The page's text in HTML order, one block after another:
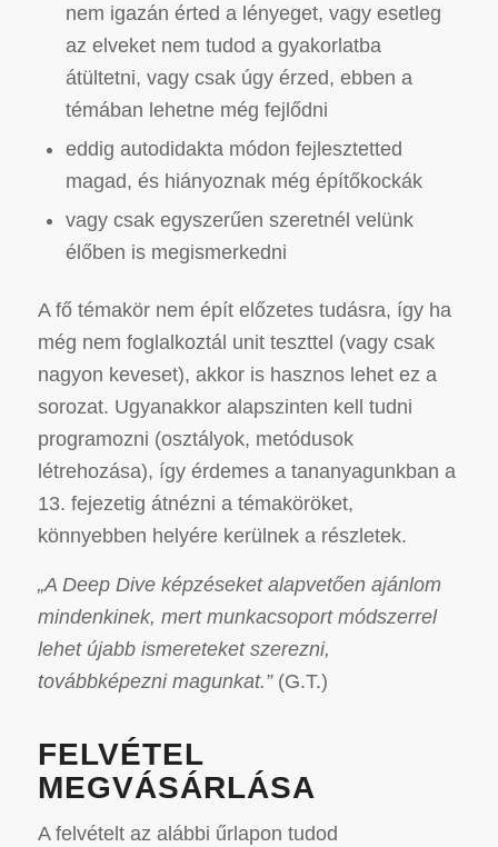
nem igazán érted a lényeget, vagy esetleg
az elveket nem tudod a gyakorlatba
átültetni, vagy csak úgy érzed, ebben a
témában lehetne még fejlődni
eddig autodidakta módon fejlesztetted
magad, és hiányoznak még építőkockák
vagy csak egyszerűen szeretnél velünk
élőben is megismerkedni
A fő témakör nem épít előzetes tudásra, így ha
még nem foglalkoztál unit teszttel (vagy csak
nagyon keveset), akkor is hasznos lehet ez a
sorozat. Ugyanakkor alapszinten kell tudni
programozni (osztályok, metódusok
létrehozása), így érdemes a tananyagunkban a
13. fejezetig átnézni a témaköröket,
könnyebben helyére kerülnek a részletek.
„A Deep Dive képzéseket alapvetően ajánlom
mindenkinek, mert munkacsoport módszerrel
lehet újabb ismereteket szerezni,
továbbképezni magunkat.”(G.T.)
FELVÉTEL
MEGVÁSÁRLÁSA
A felvételt az alábbi űrlapon tudod